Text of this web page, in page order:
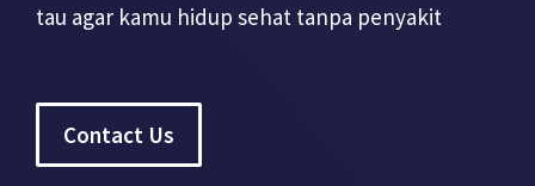
tau agar kamu hidup sehat tanpa penyakit
Contact Us